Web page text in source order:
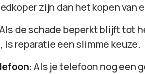
zijn dan het kopen van
de schade beperkt blijft tot
reparatie een slimme keuze.
: Als je telefoon nog een